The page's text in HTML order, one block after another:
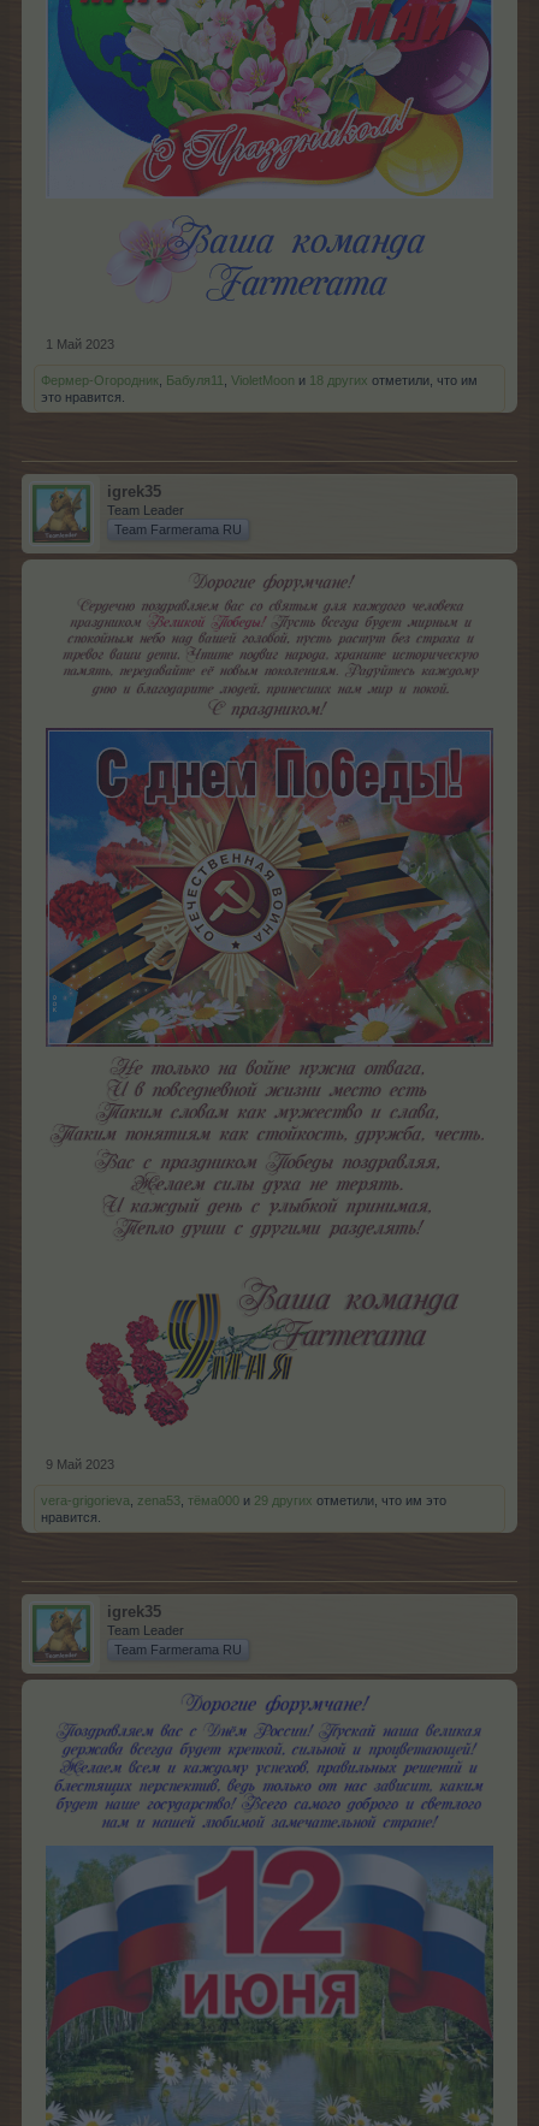
1 Май 2023
Фермер-Огородник Бабуля11 VioletMoon и 18 других отметили, что им
это нравится.
igrek35
Team Leader
Team Farmerama RU
9 Май 2023
vera-grigorieva zena53 тёма000 и 29 других отметили, что им это
нравится.
igrek35
Team Leader
Team Farmerama RU